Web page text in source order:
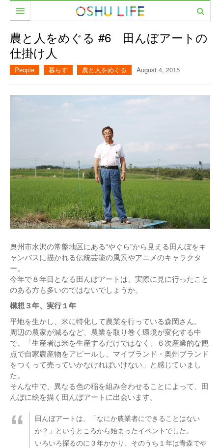
カフェ
レストラン
暮らす
美容室
遊ぶ
MOVIE
農と人をめぐる #6 田んぼアートの
仕掛け人
People 暮らす 農と人をめぐる August 4, 2015
奥州市水沢の常盤地区にある“やぐら”から見える田んぼをキ
ャンバスに描かれる伝統芸能の風景やアニメのキャラクタ
ー。
今年で８年目となる田んぼアートは、実際に見に行ったこと
のある方も多いのではないでしょうか。
構想３年、実行１年
平地を生かし、米に特化して農業を行っている森岡さん。
周辺の農家が減るなど、農業を取り巻く環境が変化する中
で、「生産者は米を生産するだけではなく、６次産業的な観
点で自家農産物をアピールし、マイブランド・奥州ブランド
をつくって売っていかなければいけない」と感じていまし
た。
そんな中で、異なる色の稲を組み合わせることによって、田
んぼに絵を描く田んぼアートに出会います。
田んぼアートは、「なにか農業者にできることはない
か？」というところから始まったイベントでした。
いろいろ探るのに３年かかり、そのうち１年は青森でや